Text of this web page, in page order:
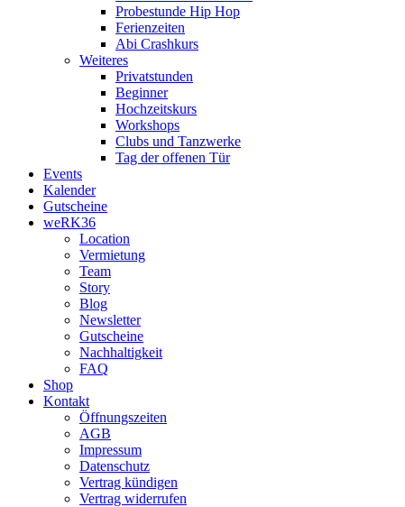
Probestunde Hip Hop
Ferienzeiten
Abi Crashkurs
Weiteres
Privatstunden
Beginner
Hochzeitskurs
Workshops
Clubs und Tanzwerke
Tag der offenen Tür
Events
Kalender
Gutscheine
weRK36
Location
Vermietung
Team
Story
Blog
Newsletter
Gutscheine
Nachhaltigkeit
FAQ
Shop
Kontakt
Öffnungszeiten
AGB
Impressum
Datenschutz
Vertrag kündigen
Vertrag widerrufen